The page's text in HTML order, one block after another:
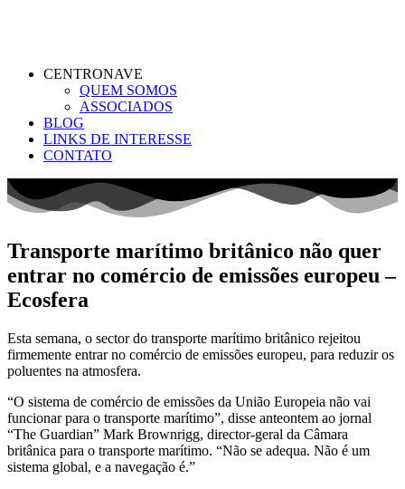
CENTRONAVE
QUEM SOMOS
ASSOCIADOS
BLOG
LINKS DE INTERESSE
CONTATO
Transporte marítimo britânico não quer
entrar no comércio de emissões europeu –
Ecosfera
Esta semana, o sector do transporte marítimo britânico rejeitou
firmemente entrar no comércio de emissões europeu, para reduzir os
poluentes na atmosfera.
“O sistema de comércio de emissões da União Europeia não vai
funcionar para o transporte marítimo”, disse anteontem ao jornal
“The Guardian” Mark Brownrigg, director-geral da Câmara
britânica para o transporte marítimo. “Não se adequa. Não é um
sistema global, e a navegação é.”